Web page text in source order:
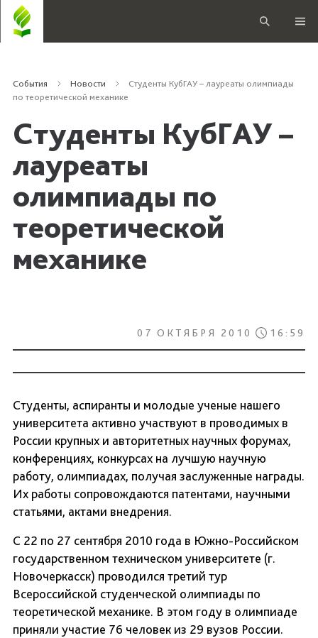
События Новости
Студенты КубГАУ – лауреаты олимпиады
по теоретической механике
Студенты КубГАУ –
лауреаты
олимпиады по
теоретической
механике
07 ОКТЯБРЯ 2010 16:59
Студенты, аспиранты и молодые ученые нашего
университета активно участвуют в проводимых в
России крупных и авторитетных научных форумах,
конференциях, конкурсах на лучшую научную
работу, олимпиадах, получая заслуженные награды.
Их работы сопровождаются патентами, научными
статьями, актами внедрения.
С 22 по 27 сентября 2010 года в Южно-Российском
государственном техническом университете (г.
Новочеркасск) проводился третий тур
Всероссийской студенческой олимпиады по
теоретической механике. В этом году в олимпиаде
приняли участие 76 человек из 29 вузов России.